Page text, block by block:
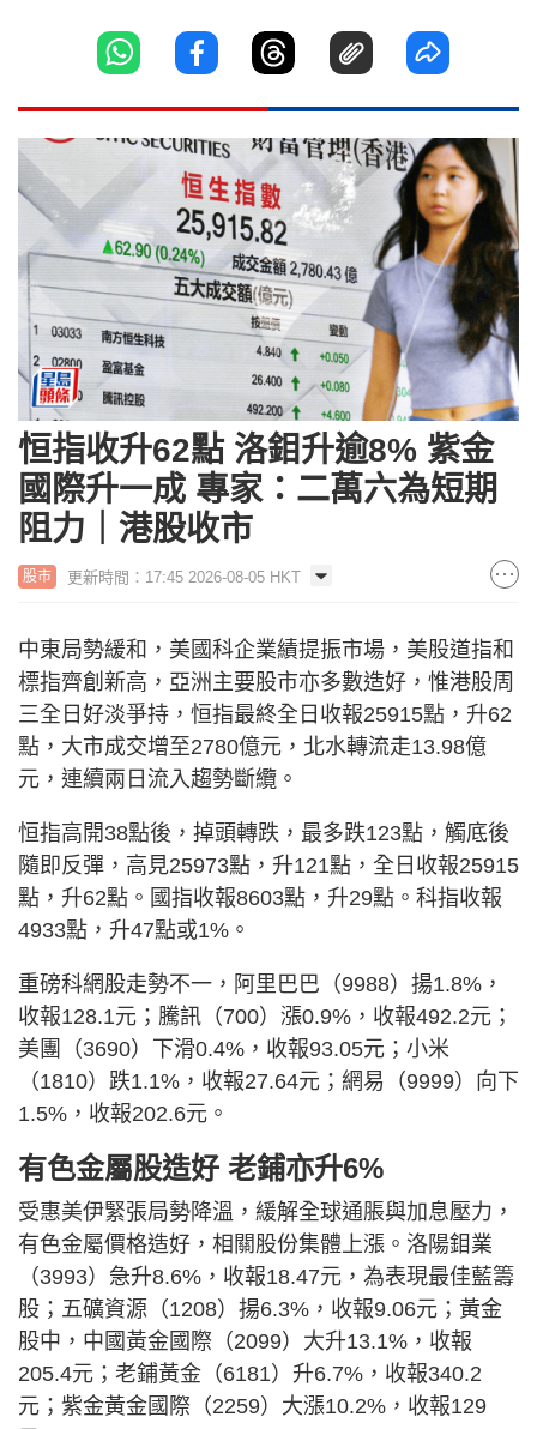
恒指收升62點 洛鉬升逾8% 紫金
國際升一成 專家：二萬六為短期
阻力｜港股收市
股市 更新時間：17:45 2026-08-05 HKT
中東局勢緩和，美國科企業績提振市場，美股道指和
標指齊創新高，亞洲主要股市亦多數造好，惟港股周
三全日好淡爭持，恒指最終全日收報25915點，升62
點，大市成交增至2780億元，北水轉流走13.98億
元，連續兩日流入趨勢斷纜。
恒指高開38點後，掉頭轉跌，最多跌123點，觸底後
隨即反彈，高見25973點，升121點，全日收報25915
點，升62點。國指收報8603點，升29點。科指收報
4933點，升47點或1%。
重磅科網股走勢不一，阿里巴巴（9988）揚1.8%，
收報128.1元；騰訊（700）漲0.9%，收報492.2元；
美團（3690）下滑0.4%，收報93.05元；小米
（1810）跌1.1%，收報27.64元；網易（9999）向下
1.5%，收報202.6元。
有色金屬股造好 老鋪亦升6%
受惠美伊緊張局勢降溫，緩解全球通脹與加息壓力，
有色金屬價格造好，相關股份集體上漲。洛陽鉬業
（3993）急升8.6%，收報18.47元，為表現最佳藍籌
股；五礦資源（1208）揚6.3%，收報9.06元；黃金
股中，中國黃金國際（2099）大升13.1%，收報
205.4元；老鋪黃金（6181）升6.7%，收報340.2
元；紫金黃金國際（2259）大漲10.2%，收報129